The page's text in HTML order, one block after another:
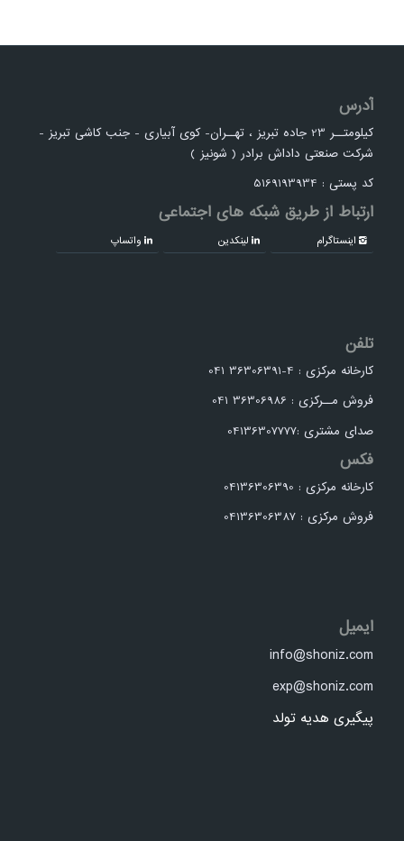
آدرس
کیلومتــر 23 جاده تبریز ، تهــران- کوی آبیاری - جنب کاشی تبریز -
شرکت صنعتی داداش برادر ( شونیز )
کد پستی : 5169193934
ارتباط از طریق شبکه های اجتماعی
اینستاگرام لینکدین واتساپ
تلفن
کارخانه مرکزی : 4-36306391 041
فروش مــرکزی : 36306986 041
صدای مشتری :04136307777
فکس
کارخانه مرکزی : 04136306390
فروش مرکزی : 04136306387
ایمیل
info@shoniz.com
exp@shoniz.com
پیگیری هدیه تولد